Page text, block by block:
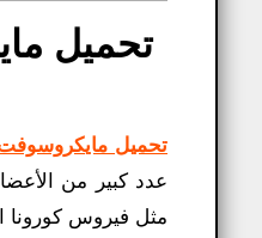
تحميل مايكروسوفت
عدد كبير من